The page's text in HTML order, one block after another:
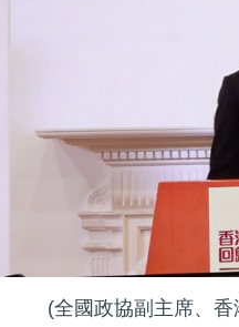
(全國政協副主席、